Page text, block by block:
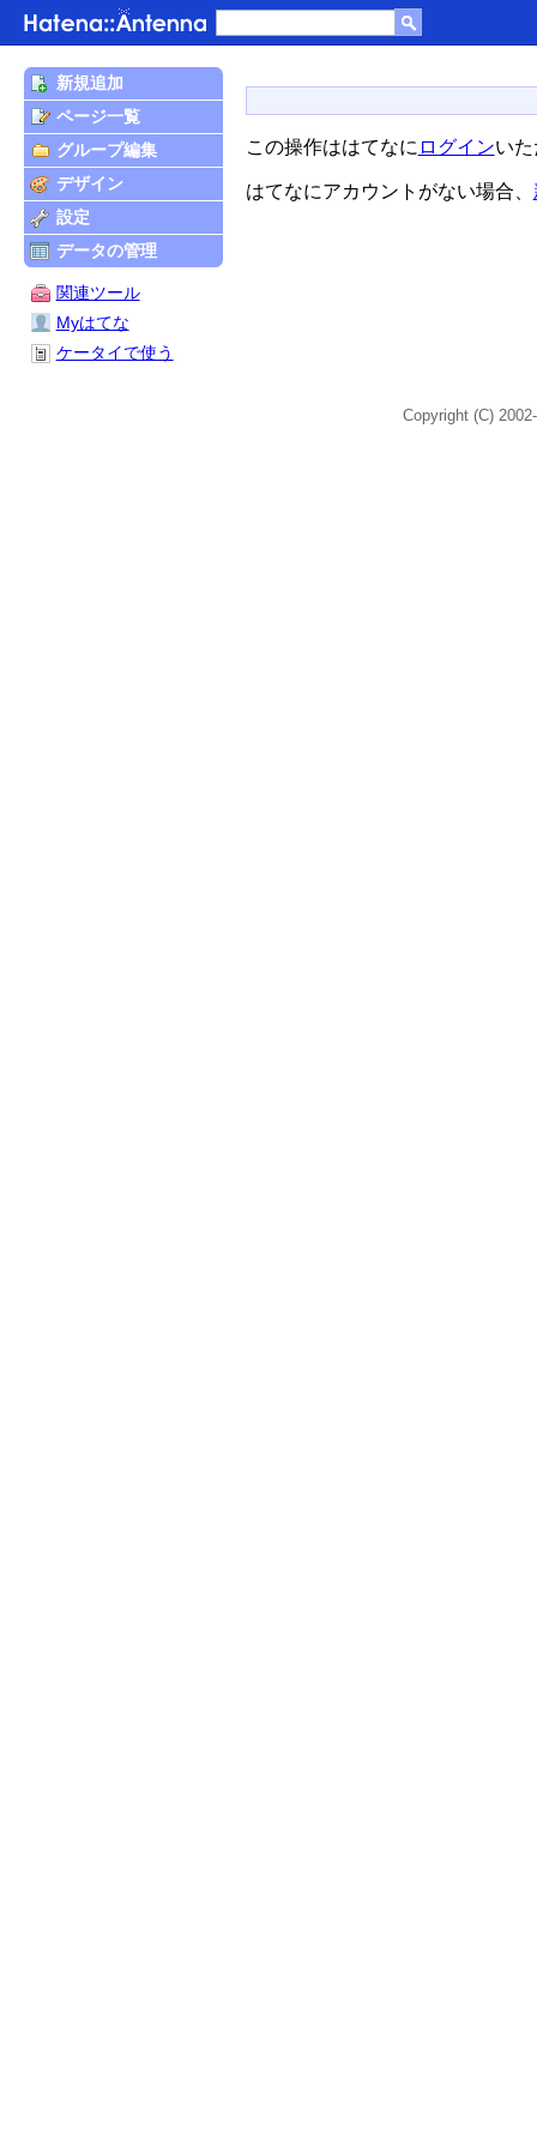
この操作ははてなに ログインい
はてなにアカウントがない場合、
新規追加
ページ一覧
グループ編集
デザイン
設定
データの管理
関連ツール
Myはてな
ケータイで使う
Copyright (C)